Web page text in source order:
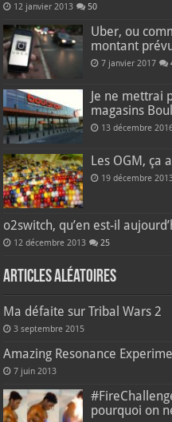
12 janvier 2013 50
Uber, ou
montant
7 janvier 2017
Je ne mettrai
magasins
13 décembre
Les OGM, ça
19 décembre
o2switch, qu’en est-il
12 décembre 2013 25
Articles aléatoires
Ma défaite sur Tribal Wars 2
3 septembre 2015
Amazing Resonance
7 juin 2013
pourquoi on